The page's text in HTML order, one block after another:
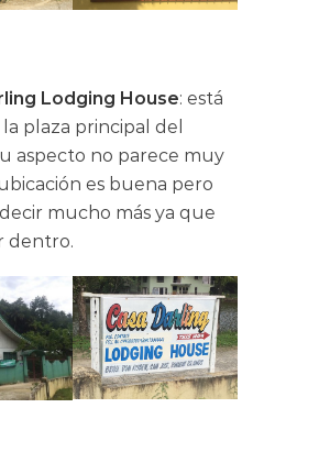
Lodging House: está
plaza principal del
aspecto no parece muy
es buena pero
mucho más ya que
dentro.